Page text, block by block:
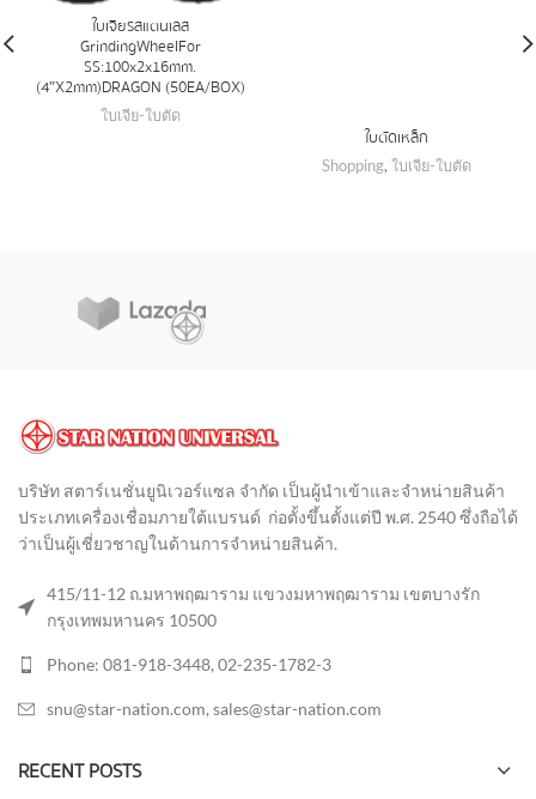
ใบเจียรสแตนเลส
Grinding Wheel For
SS:100x2x16mm.
(4″X2mm)DRAGON (50EA/BOX)
ใบเจีย-ใบตัด
ใบตัดเหล็ก
Shopping, ใบเจีย-ใบตัด
บริษัท สตาร์เนชั่นยูนิเวอร์แซล จำกัด เป็นผู้นำเข้าและจำหน่ายสินค้า
ประเภทเครื่องเชื่อมภายใต้แบรนด์ ก่อตั้งขึ้นตั้งแต่ปี พ.ศ. 2540 ซึ่งถือได้
ว่าเป็นผู้เชี่ยวชาญในด้านการจำหน่ายสินค้า.
415/11-12 ถ.มหาพฤฒาราม แขวงมหาพฤฒาราม เขตบางรัก
กรุงเทพมหานคร 10500
Phone: 081-918-3448, 02-235-1782-3
snu@star-nation.com, sales@star-nation.com
RECENT POSTS